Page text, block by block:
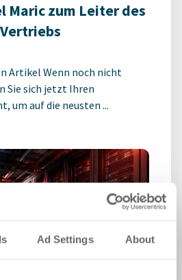
Ad Settings About
Maric zum Leiter des
Artikel Wenn noch nicht
Sie sich jetzt Ihren
um auf die neusten ...